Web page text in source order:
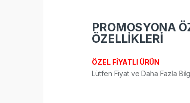
PROMOSYONA
ÖZELLİKLERİ
ÖZEL FİYATLI ÜRÜN
Lütfen Fiyat ve Daha Fazla